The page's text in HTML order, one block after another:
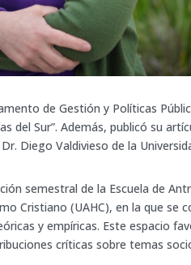
de Gestión y Políticas
del Sur”. Además, publicó su
Diego Valdivieso de la
semestral de la Escuela de
Cristiano (UAHC), en la que se
y empíricas. Este espacio
críticas sobre temas